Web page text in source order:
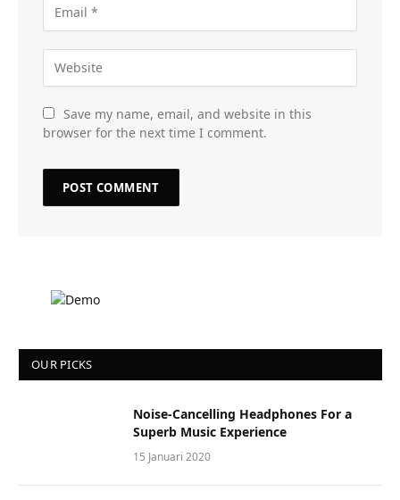
Save my name, email, and website in this
browser for the next time I comment.
OUR PICKS
Noise-Cancelling Headphones For a
Superb Music Experience
15 Januari 2020